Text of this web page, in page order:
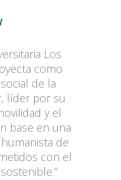
Los
como
de la
líder por su
y el
base en una
de
con el